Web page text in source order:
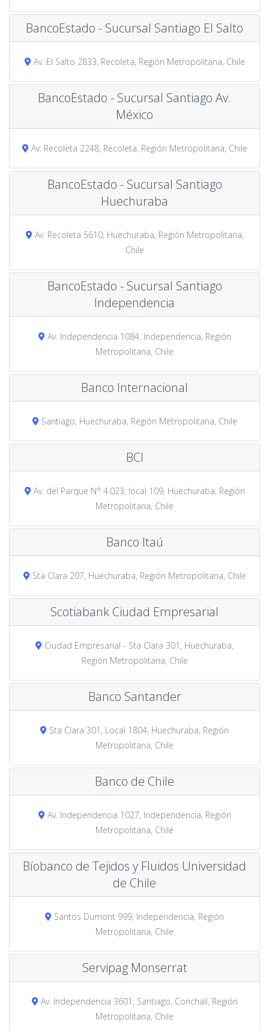
BancoEstado - Sucursal Santiago El Salto
Av. El Salto 2833, Recoleta, Región Metropolitana, Chile
BancoEstado - Sucursal Santiago Av.
México
Av. Recoleta 2248, Recoleta, Región Metropolitana, Chile
BancoEstado - Sucursal Santiago
Huechuraba
Av. Recoleta 5610, Huechuraba, Región Metropolitana,
Chile
BancoEstado - Sucursal Santiago
Independencia
Av. Independencia 1084, Independencia, Región
Metropolitana, Chile
Banco Internacional
Santiago, Huechuraba, Región Metropolitana, Chile
BCI
Av. del Parque N° 4.023, local 109, Huechuraba, Región
Metropolitana, Chile
Banco Itaú
Sta Clara 207, Huechuraba, Región Metropolitana, Chile
Scotiabank Ciudad Empresarial
Ciudad Empresarial - Sta Clara 301, Huechuraba,
Región Metropolitana, Chile
Banco Santander
Sta Clara 301, Local 1804, Huechuraba, Región
Metropolitana, Chile
Banco de Chile
Av. Independencia 1027, Independencia, Región
Metropolitana, Chile
Bíobanco de Tejidos y Fluidos Universidad
de Chile
Santos Dumont 999, Independencia, Región
Metropolitana, Chile
Servipag Monserrat
Av. Independencia 3601, Santiago, Conchalí, Región
Metropolitana, Chile